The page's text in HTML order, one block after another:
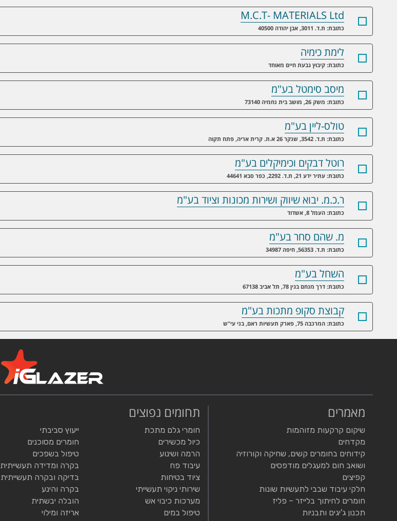
M.C.T- MATERIALS Ltd
כתובת: ת.ד. 3011, אבן יהודה 40500
לימת כימיה
כתובת: קיבוץ גבעת חיים מאוחד
מיסב סימטל בע"מ
כתובת: משק 26, מושב בית נחמיה 73140
טולס-ליין בע"מ
כתובת: ת.ד. 3542, שנקר 26 א.ת. קרית אריה, פתח תקוה
רוטל דבקים וכימיקלים בע"מ
כתובת: עתיר ידע 21, ת.ד. 2292, כפר סבא 44641
ר.כ.מ. יבוא שיווק ושירות מכונות וציוד בע"מ
כתובת: העמל 8, אשדוד
מ. שהם סחר בע"מ
כתובת: ת.ד. 56353, חיפה 34987
השחל בע"מ
כתובת: דרך מנחם בגין 78, תל אביב 67138
קבוצת סקופ מתכות בע"מ
כתובת: המרכבה 75, פארק תעשיות ראם, בני עי"ש
מאמרים
שיקום קרקעות מזוהמות
מקדחים
קידוחים בחומרים קשים, שחיקה וקורוזיה
ושואב חום למעגלים מודפסים
קפיצים
חלקי עיבוד שבבי לתעשיות שונות
חומרים לחיתוך בלייזר – פליז
תכנון ג'יגים ותבניות
תחומים נפוצים
חומרי גלם מתכת
כיול מכשירים
הרמה ושינוע
עיבוד פח
ציוד בטיחות
שירותי ניקוי תעשייתי
מערכות כיבוי אש
טיפול במים
ייעוץ סביבתי
חומרים מסוכנים
טיפול בשפכים
בקרה ומדידה תעשייתית
בדיקה ובקרה תעשייתית
בקרה והינע
הובלה יבשתית
אריזה ומילוי